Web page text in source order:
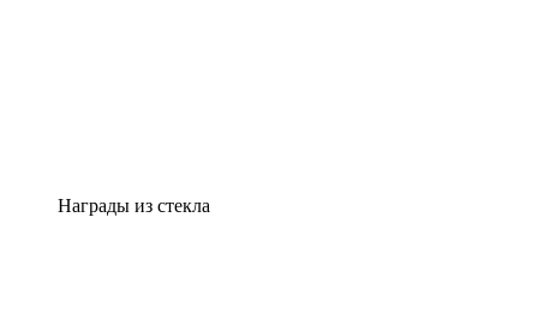
Награды из стекла